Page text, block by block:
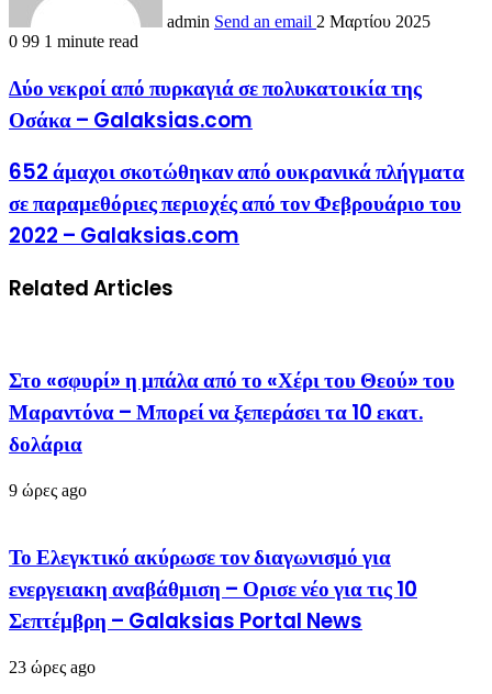
admin Send an email 2 Μαρτίου 2025
0 99 1 minute read
Δύο νεκροί από πυρκαγιά σε πολυκατοικία της
Οσάκα – Galaksias.com
652 άμαχοι σκοτώθηκαν από ουκρανικά πλήγματα
σε παραμεθόριες περιοχές από τον Φεβρουάριο του
2022 – Galaksias.com
Related Articles
Στο «σφυρί» η μπάλα από το «Χέρι του Θεού» του
Μαραντόνα – Μπορεί να ξεπεράσει τα 10 εκατ.
δολάρια
9 ώρες ago
Το Ελεγκτικό ακύρωσε τον διαγωνισμό για
ενεργειακη αναβάθμιση – Ορισε νέο για τις 10
Σεπτέμβρη – Galaksias Portal News
23 ώρες ago